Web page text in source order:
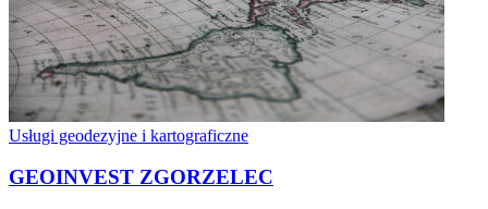
Usługi geodezyjne i kartograficzne
GEOINVEST ZGORZELEC